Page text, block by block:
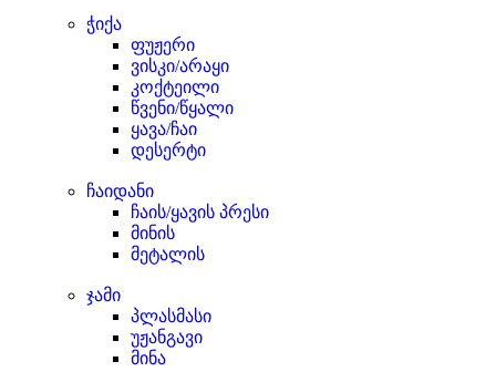
ჭიქა
ფუჟერი
ვისკი/არაყი
კოქტეილი
წვენი/წყალი
ყავა/ჩაი
დესერტი
ჩაიდანი
ჩაის/ყავის პრესი
მინის
მეტალის
ჯამი
პლასმასი
უჟანგავი
მინა